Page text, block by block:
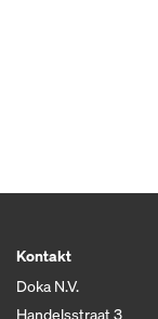
Kontakt
Doka N.V.
Handelsstraat 3